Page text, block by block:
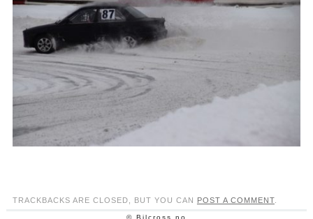
TRACKBACKS ARE CLOSED, BUT YOU CAN POST A COMMENT.
© Bilcross.no